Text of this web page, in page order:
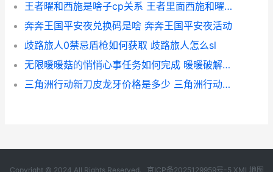
王者曜和西施是啥子cp关系 王者里面西施和曜是情侣嘛
奔奔王国平安夜兑换码是啥 奔奔王国平安夜活动
歧路旅人0禁忌盾枪如何获取 歧路旅人怎么sl
无限暖暖菇的悄悄心事任务如何完成 暖暖破解版无限体力金币钻石
三角洲行动新刀皮龙牙价格是多少 三角洲行动新刀片
Copyright © 2024 All Rights Reserved. 京ICP备2025129959号-5 XML地图